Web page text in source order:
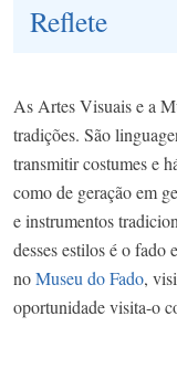
Reflete
As Artes Visuais e a
tradições. São
transmitir costumes e
como de geração em
e instrumentos
desses estilos é o fado
noMuseu do Fado,
oportunidade visita-o